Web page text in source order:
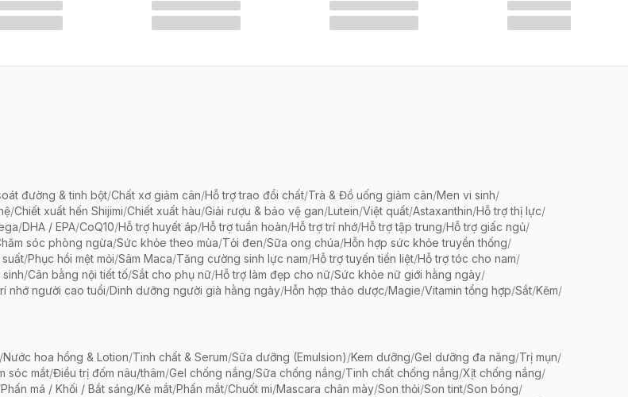
đường & tinh bột/Chất xơ giảm cân/Hỗ trợ trao đổi chất/Trà & Đồ uống giảm cân/Men vi sinh/
/Chiết xuất hến Shijimi/Chiết xuất hàu/Giải rượu & bảo vệ gan/Lutein/Việt quất/Astaxanthin/Hỗ trợ thị lực/
/DHA / EPA/CoQ10/Hỗ trợ huyết áp/Hỗ trợ tuần hoàn/Hỗ trợ trí nhớ/Hỗ trợ tập trung/Hỗ trợ giấc ngủ/
sóc phòng ngừa/Sức khỏe theo mùa/Tỏi đen/Sữa ong chúa/Hỗn hợp sức khỏe truyền thống/
/Phục hồi mệt mỏi/Sâm Maca/Tăng cường sinh lực nam/Hỗ trợ tuyến tiền liệt/Hỗ trợ tóc cho nam/
/Cân bằng nội tiết tố/Sắt cho phụ nữ/Hỗ trợ làm đẹp cho nữ/Sức khỏe nữ giới hằng ngày/
nhớ người cao tuổi/Dinh dưỡng người già hằng ngày/Hỗn hợp thảo dược/Magie/Vitamin tổng hợp/Sắt/Kẽm/
/Nước hoa hồng & Lotion/Tinh chất & Serum/Sữa dưỡng (Emulsion)/Kem dưỡng/Gel dưỡng đa năng/Trị mụn/
sóc mắt/Điều trị đốm nâu/thâm/Gel chống nắng/Sữa chống nắng/Tinh chất chống nắng/Xịt chống nắng/
Phấn má / Khối / Bắt sáng/Kẻ mắt/Phấn mắt/Chuốt mi/Mascara chân mày/Son thỏi/Son tint/Son bóng/